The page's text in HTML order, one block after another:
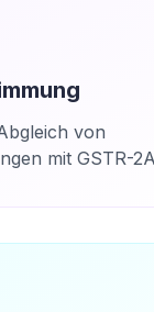
von
mit GSTR-